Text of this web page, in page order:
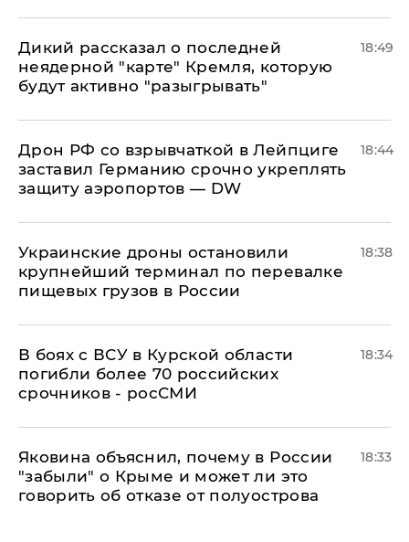
Дикий рассказал о последней
неядерной "карте" Кремля, которую
будут активно "разыгрывать"
18:49
​Дрон РФ со взрывчаткой в Лейпциге
заставил Германию срочно укреплять
защиту аэропортов — DW
18:44
Украинские дроны остановили
крупнейший терминал по перевалке
пищевых грузов в России
18:38
В боях с ВСУ в Курской области
погибли более 70 российских
срочников - росСМИ
18:34
Яковина объяснил, почему в России
"забыли" о Крыме и может ли это
говорить об отказе от полуострова
18:33